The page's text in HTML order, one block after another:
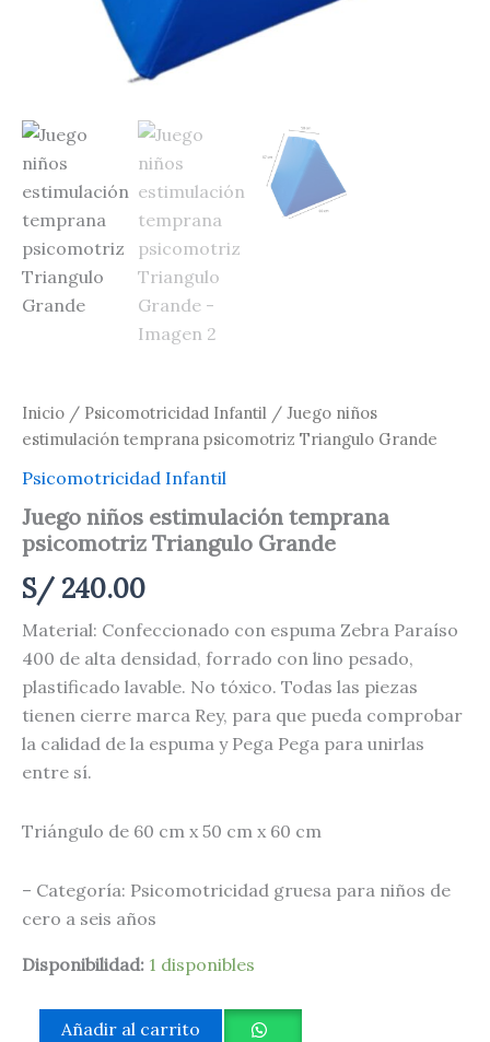
Inicio / Psicomotricidad Infantil / Juego niños
estimulación temprana psicomotriz Triangulo Grande
Psicomotricidad Infantil
Juego niños estimulación temprana
psicomotriz Triangulo Grande
S/ 240.00
Material: Confeccionado con espuma Zebra Paraíso
400 de alta densidad, forrado con lino pesado,
plastificado lavable. No tóxico. Todas las piezas
tienen cierre marca Rey, para que pueda comprobar
la calidad de la espuma y Pega Pega para unirlas
entre sí.
Triángulo de 60 cm x 50 cm x 60 cm
– Categoría: Psicomotricidad gruesa para niños de
cero a seis años
Disponibilidad: 1 disponibles
Añadir al carrito